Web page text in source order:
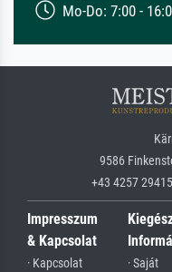
Mo-Do: 7:00 -
9586
+43 4257
Impresszum
& Kapcsolat
· Kapcsolat
· Saját